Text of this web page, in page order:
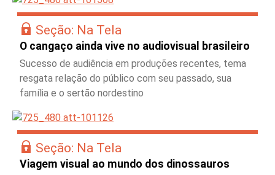
Seção: Na Tela
O cangaço ainda vive no audiovisual brasileiro
Sucesso de audiência em produções recentes, tema
resgata relação do público com seu passado, sua
família e o sertão nordestino
Seção: Na Tela
Viagem visual ao mundo dos dinossauros